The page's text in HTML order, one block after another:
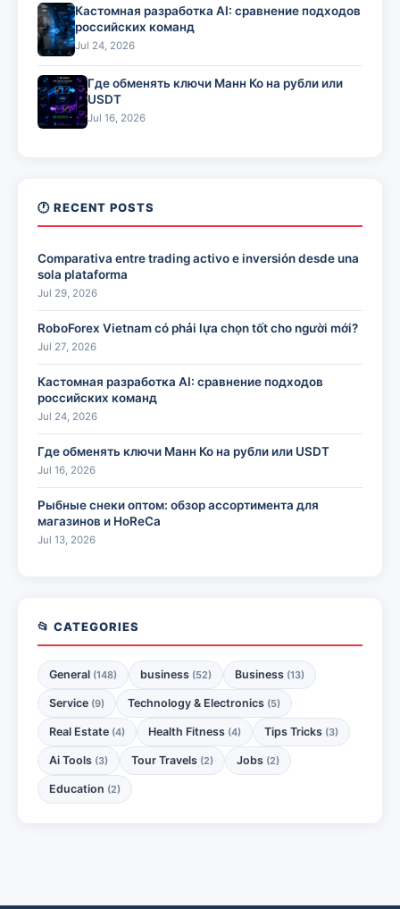
Кастомная разработка AI: сравнение подходов
российских команд
Jul 24, 2026
Где обменять ключи Манн Ко на рубли или
USDT
Jul 16, 2026
🕐 RECENT POSTS
Comparativa entre trading activo e inversión desde una
sola plataforma
Jul 29, 2026
RoboForex Vietnam có phải lựa chọn tốt cho người mới?
Jul 27, 2026
Кастомная разработка AI: сравнение подходов
российских команд
Jul 24, 2026
Где обменять ключи Манн Ко на рубли или USDT
Jul 16, 2026
Рыбные снеки оптом: обзор ассортимента для
магазинов и HoReCa
Jul 13, 2026
📂 CATEGORIES
General (148) business (52) Business (13)
Service (9) Technology & Electronics (5)
Real Estate (4) Health Fitness (4) Tips Tricks (3)
Ai Tools (3) Tour Travels (2) Jobs (2)
Education (2)